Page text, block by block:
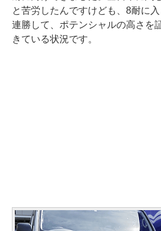
と苦労したんですけども、8耐に
連勝して、ポテンシャルの高さを
きている状況です。